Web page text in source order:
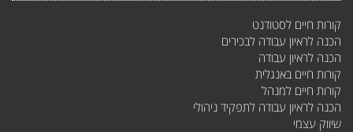
קורות חיים לסטודנט
הכנה לראיון עבודה לבכירים
הכנה לראיון עבודה
קורות חיים באנגלית
קורות חיים למנהל
הכנה לראיון עבודה לתפקיד ניהולי
שיווק עצמי